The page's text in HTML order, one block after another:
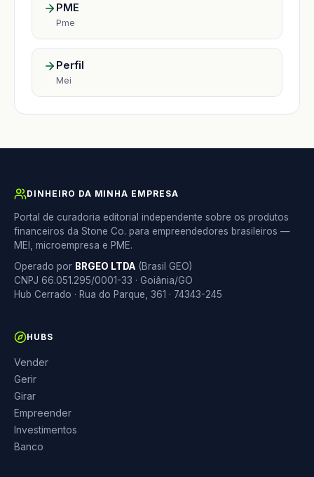
PME
Pme
Perfil
Mei
DINHEIRO DA MINHA EMPRESA
Portal de curadoria editorial independente sobre os produtos
financeiros da Stone Co. para empreendedores brasileiros —
MEI, microempresa e PME.
Operado por BRGEO LTDA (Brasil GEO)
CNPJ 66.051.295/0001-33 · Goiânia/GO
Hub Cerrado · Rua do Parque, 361 · 74343-245
HUBS
Vender
Gerir
Girar
Empreender
Investimentos
Banco